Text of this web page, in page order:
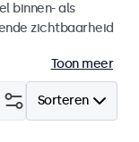
binnen- als
zichtbaarheid
Toon meer
Sorteren